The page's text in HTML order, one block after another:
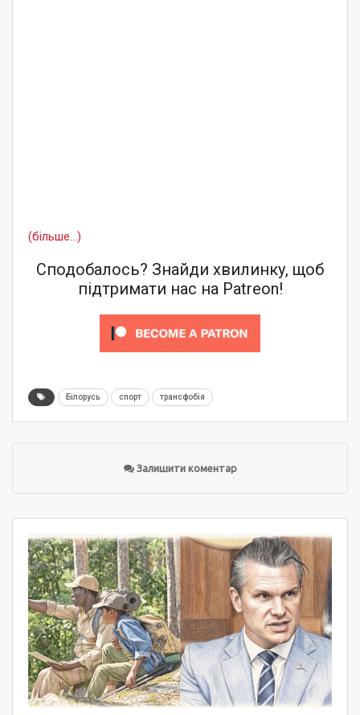
(більше…)
Сподобалось? Знайди хвилинку, щоб
підтримати нас на Patreon!
Білорусь спорт трансфобія
Залишити коментар